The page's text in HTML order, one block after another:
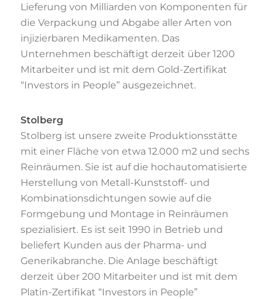
Lieferung von Milliarden von Komponenten für
die Verpackung und Abgabe aller Arten von
injizierbaren Medikamenten. Das
Unternehmen beschäftigt derzeit über 1200
Mitarbeiter und ist mit dem Gold-Zertifikat
“Investors in People” ausgezeichnet.
Stolberg
Stolberg ist unsere zweite Produktionsstätte
mit einer Fläche von etwa 12.000 m2 und sechs
Reinräumen. Sie ist auf die hochautomatisierte
Herstellung von Metall-Kunststoff- und
Kombinationsdichtungen sowie auf die
Formgebung und Montage in Reinräumen
spezialisiert. Es ist seit 1990 in Betrieb und
beliefert Kunden aus der Pharma- und
Generikabranche. Die Anlage beschäftigt
derzeit über 200 Mitarbeiter und ist mit dem
Platin-Zertifikat “Investors in People”